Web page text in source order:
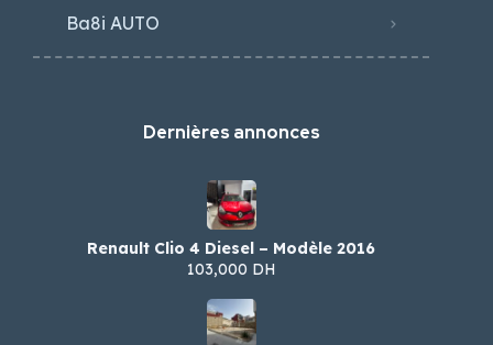
Ba8i AUTO
Dernières annonces
Renault Clio 4 Diesel – Modèle 2016
103,000 DH